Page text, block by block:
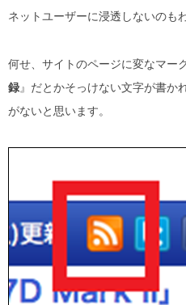
ネットユーザーに浸透しないのも
何せ、サイトのページに変なマー
録』だとかそっけない文字が書か
がないと思います。